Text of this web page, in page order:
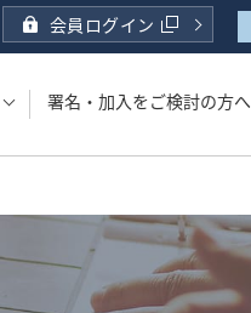
署名・加入をご検討の方へ
会員ログイン